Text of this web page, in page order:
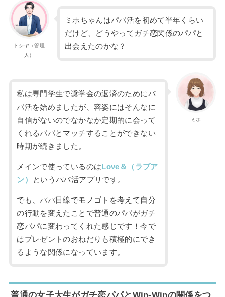
トシヤ（管理
人）
ミホちゃんはパパ活を初めて半年くらい
だけど、どうやってガチ恋関係のパパと
出会えたのかな？
ミホ
私は専門学生で奨学金の返済のためにパ
パ活を始めましたが、容姿にはそんなに
自信がないのでなかなか定期的に会って
くれるパパとマッチすることができない
時期が続きました。
メインで使っているのはLove＆（ラブア
ン）
というパパ活アプリです。
でも、パパ目線でモノゴトを考えて自分
の行動を変えたことで普通のパパがガチ
恋パパに変わってくれた感じです！今で
はプレゼントのおねだりも積極的にでき
るような関係になっています。
普通の女子大生がガチ恋パパとWin-Winの関係をつ